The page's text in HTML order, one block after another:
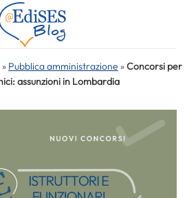
» Pubblica amministrazione »Concorsi per
assunzioni in Lombardia